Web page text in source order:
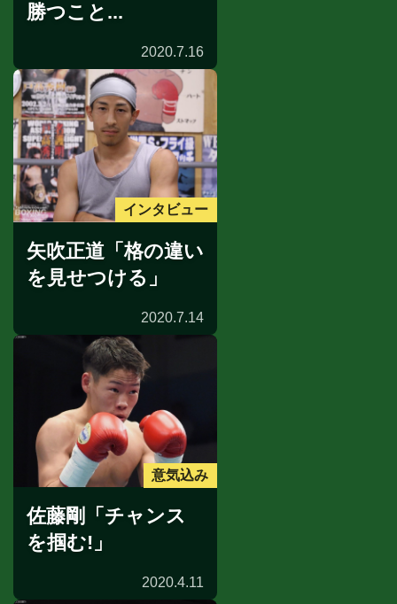
勝つこと...
2020.7.16
インタビュー
矢吹正道「格の違い
を見せつける」
2020.7.14
意気込み
佐藤剛「チャンス
を掴む!」
2020.4.11